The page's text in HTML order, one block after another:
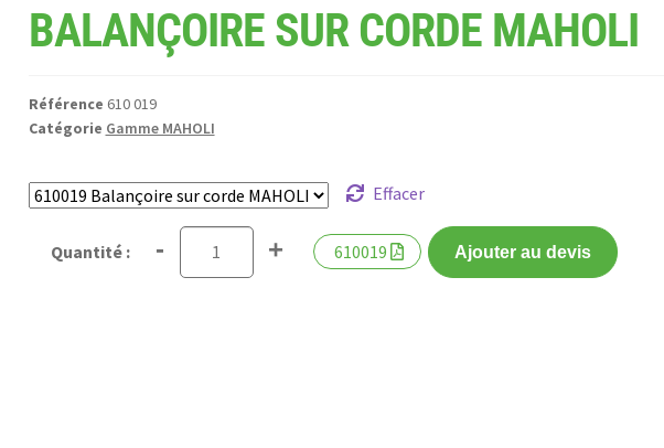
BALANÇOIRE SUR CORDE MAHOLI
Référence 610 019
Catégorie Gamme MAHOLI
Effacer
610019
- + Ajouter au devis